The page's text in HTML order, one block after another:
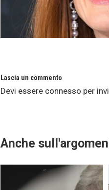
Lascia un commento
Devi essere connesso per
Anche